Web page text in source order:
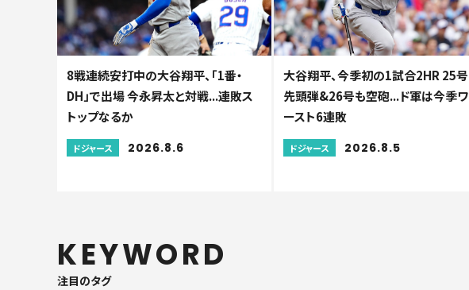
8戦連続安打中の大谷翔平、「1番・
DH」で出場 今永昇太と対戦...連敗ス
トップなるか
ドジャース 2026.8.6
大谷翔平、今季初の1試合2HR 25号
先頭弾&26号も空砲...ド軍は今季ワ
ースト6連敗
ドジャース 2026.8.5
KEYWORD
注目のタグ